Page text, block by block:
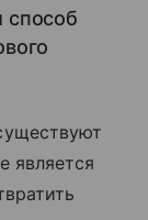
является